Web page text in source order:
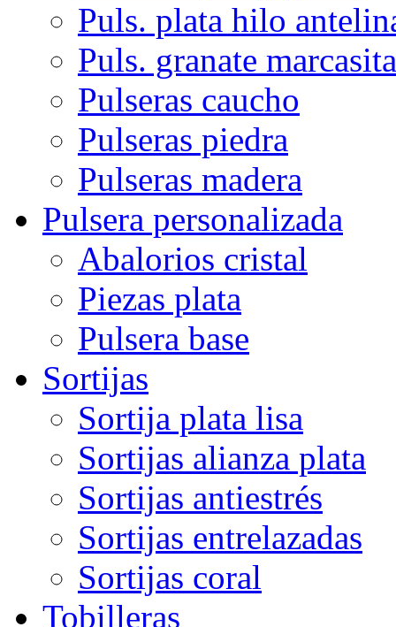
Puls. plata hilo
Puls. granate marcasita
Pulseras caucho
Pulseras piedra
Pulseras madera
Pulsera personalizada
Abalorios cristal
Piezas plata
Pulsera base
Sortijas
Sortija plata lisa
Sortijas alianza plata
Sortijas antiestrés
Sortijas entrelazadas
Sortijas coral
Tobilleras